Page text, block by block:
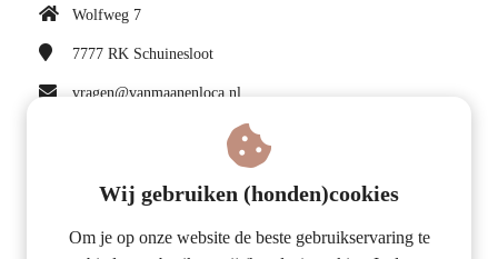
Wolfweg 7
7777 RK Schuinesloot
vragen@vanmaanenloca.nl
BTW nummer: NL860147873B01
Volg ons op Facebook
Wij gebruiken (honden)cookies
Om je op onze website de beste gebruikservaring te